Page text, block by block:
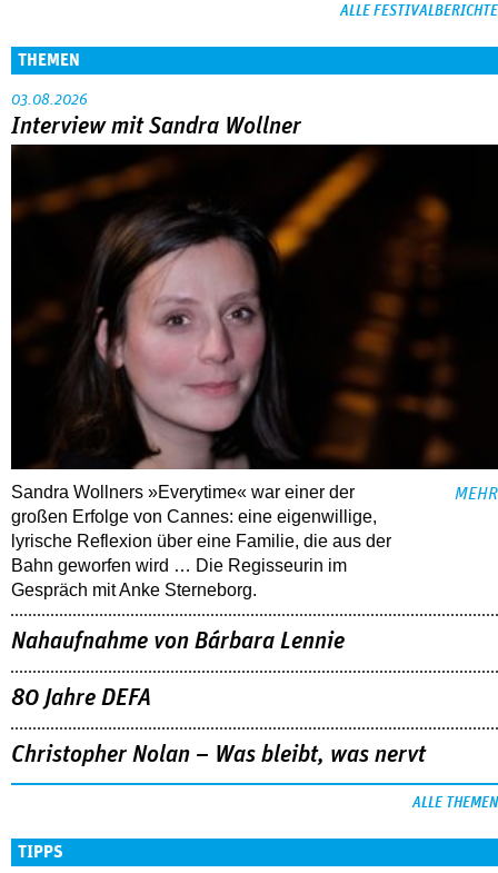
ALLE FESTIVALBERICHTE
THEMEN
03.08.2026
Interview mit Sandra Wollner
Sandra Wollners »Everytime« war einer der
großen Erfolge von Cannes: eine eigenwillige,
lyrische Reflexion über eine ­Familie, die aus der
Bahn geworfen wird … Die Regisseurin im
Gespräch mit Anke Sterneborg.
MEHR
Nahaufnahme von Bárbara Lennie
80 Jahre DEFA
Christopher Nolan – Was bleibt, was nervt
ALLE THEMEN
TIPPS